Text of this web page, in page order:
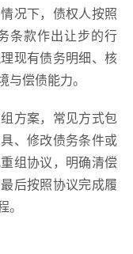
况下，债权人按照
条款作出让步的行
现有债务明细、核
偿债能力。
方案，常见方式包
、修改债务条件或
组协议，明确清偿
后按照协议完成履